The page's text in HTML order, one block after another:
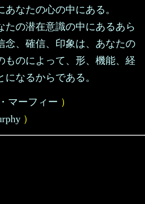
あなたの心の中にある。
たの潜在意識の中にあるあら
念、確信、印象は、あなたの
ものによって、形、機能、経
になるからである。
マーフィー ）
）